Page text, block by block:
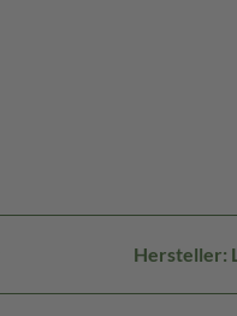
Hersteller: